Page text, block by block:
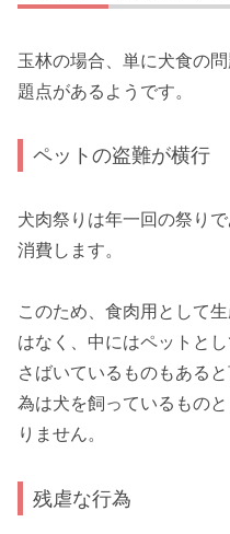
玉林の場合、単に犬食の
題点があるようです。
ペットの盗難が横行
犬肉祭りは年一回の祭り
消費します。
このため、食肉用として
はなく、中にはペットと
さばいているものもある
為は犬を飼っているもの
りません。
残虐な行為